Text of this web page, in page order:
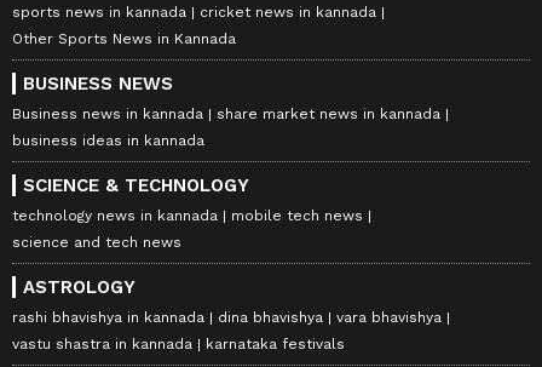
sports news in kannada
cricket news in kannada
Other Sports News in Kannada
BUSINESS NEWS
Business news in kannada
share market news in kannada
business ideas in kannada
SCIENCE & TECHNOLOGY
technology news in kannada
mobile tech news
science and tech news
ASTROLOGY
rashi bhavishya in kannada dina bhavishya
vara bhavishya
vastu shastra in kannada
karnataka festivals